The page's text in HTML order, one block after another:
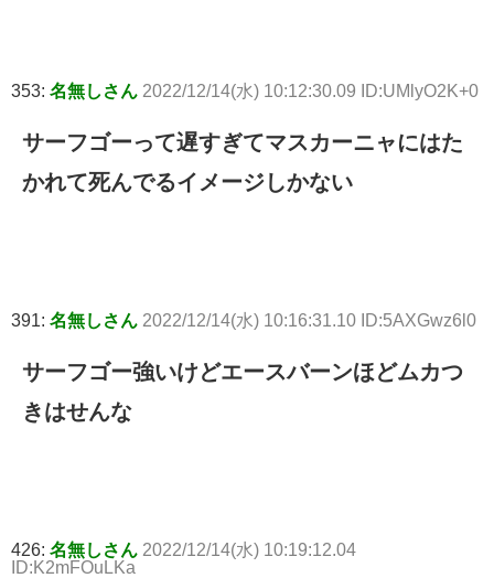
353: 名無しさん 2022/12/14(水) 10:12:30.09 ID:UMlyO2K+0
サーフゴーって遅すぎてマスカーニャにはた
かれて死んでるイメージしかない
391: 名無しさん 2022/12/14(水) 10:16:31.10 ID:5AXGwz6l0
サーフゴー強いけどエースバーンほどムカつ
きはせんな
426: 名無しさん 2022/12/14(水) 10:19:12.04
ID:K2mFOuLKa